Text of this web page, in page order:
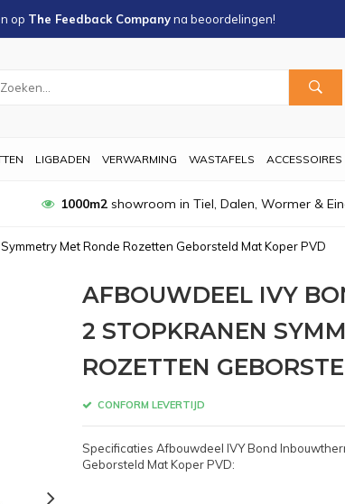
op The Feedback Companyna beoordelingen!
LIGBADEN VERWARMING WASTAFELS ACCESSOIRES
1000m2showroom in Tiel, Dalen, Wormer &
Met Ronde Rozetten Geborsteld Mat Koper PVD
AFBOUWDEEL IVY
2 STOPKRANEN
ROZETTEN
CONFORM LEVERTIJD
Specificaties Afbouwdeel IVY Bond
Geborsteld Mat Koper PVD: